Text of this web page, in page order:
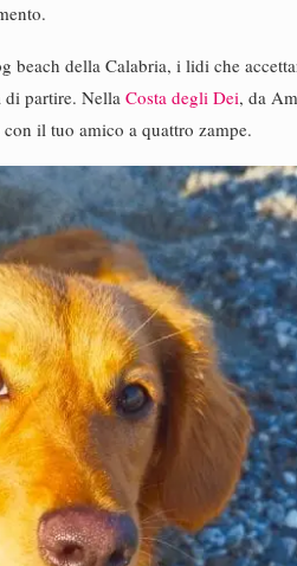
della Calabria, i lidi che
di partire. Nella Costa degli Dei, da
il tuo amico a quattro zampe.